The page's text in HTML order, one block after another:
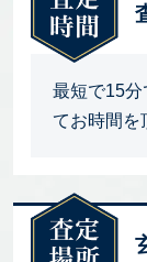
最短で15分
てお時間を